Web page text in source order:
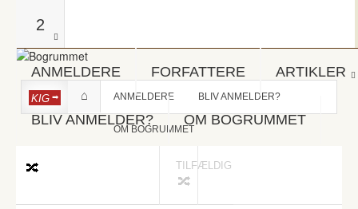
2
ANMELDERE FORFATTERE ARTIKLER
BLIV ANMELDER? OM BOGRUMMET
KIG ANMELDERE BLIV ANMELDER?
OM BOGRUMMET
TILFÆLDIG